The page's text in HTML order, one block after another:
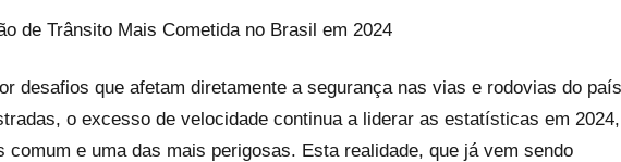
de Trânsito Mais Cometida no Brasil em 2024
desafios que afetam diretamente a segurança nas vias e rodovias do
o excesso de velocidade continua a liderar as estatísticas em 2024,
comum e uma das mais perigosas. Esta realidade, que já vem sendo